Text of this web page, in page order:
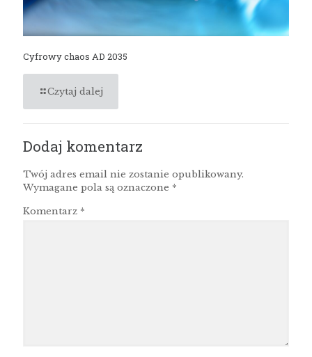
Cyfrowy chaos AD 2035
Czytaj dalej
Dodaj komentarz
Twój adres email nie zostanie opublikowany.
Wymagane pola są oznaczone *
Komentarz *